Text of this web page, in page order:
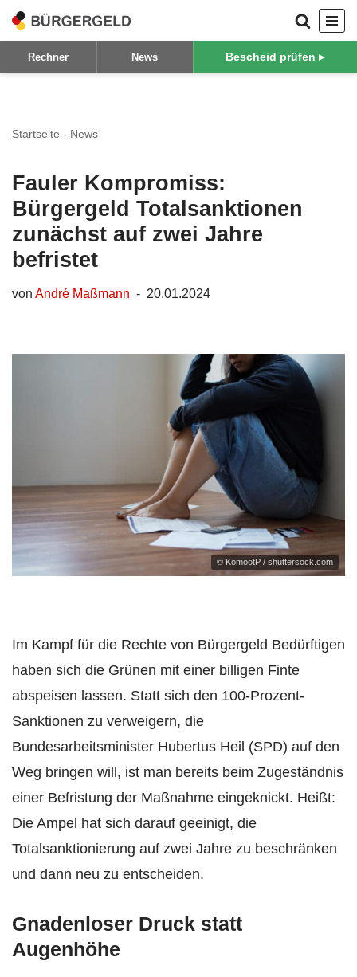
Zum
Inhalt
Rechner News Bescheid prüfen ▸
Startseite - News
Fauler Kompromiss:
Bürgergeld Totalsanktionen
zunächst auf zwei Jahre
befristet
von André Maßmann 20.01.2024
© KomootP / shuttersock.com
Im Kampf für die Rechte von Bürgergeld Bedürftigen
haben sich die Grünen mit einer billigen Finte
abspeisen lassen. Statt sich den 100-Prozent-
Sanktionen zu verweigern, die
Bundesarbeitsminister Hubertus Heil (SPD) auf den
Weg bringen will, ist man bereits beim Zugeständnis
einer Befristung der Maßnahme eingeknickt. Heißt:
Die Ampel hat sich darauf geeinigt, die
Totalsanktionierung auf zwei Jahre zu beschränken
und dann neu zu entscheiden.
Gnadenloser Druck statt
Augenhöhe